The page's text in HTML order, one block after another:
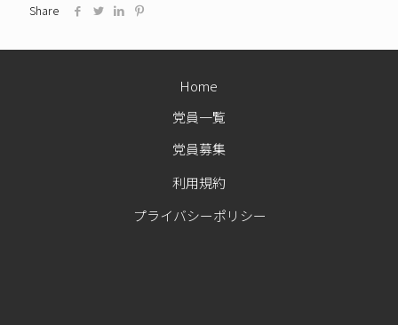
Share
党員一覧
党員募集
利用規約
Home
プライバシーポリシー